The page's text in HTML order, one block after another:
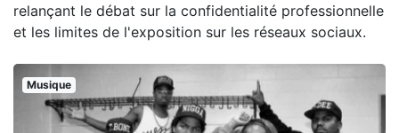
relançant le débat sur la confidentialité professionnelle
et les limites de l'exposition sur les réseaux sociaux.
Musique